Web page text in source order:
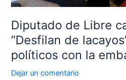
Diputado de Libre
“Desfilan de
políticos con la
Dejar un comentario
la
Dogu